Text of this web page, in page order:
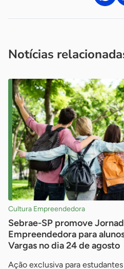
Notícias
Cultura Empreendedora
Sebrae-SP promove
Empreendedora para
Vargas no dia 24 de agosto
Ação exclusiva para